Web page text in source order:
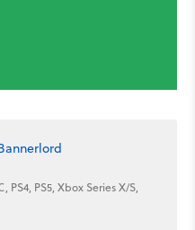
PS4, PS5, Xbox Series X/S,